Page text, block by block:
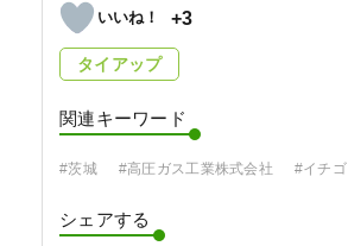
+3
タイアップ
関連キーワード
#茨城 #高圧ガス工業株式会社 #イチゴ
シェアする